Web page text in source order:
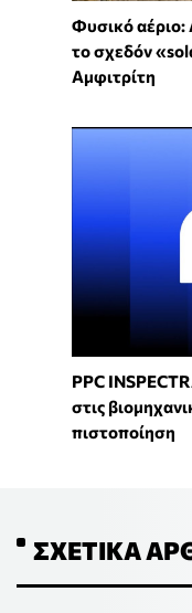
Φυσικό αέριο:
το σχεδόν
Αμφιτρίτη
PPC
στις
πιστοποίηση
ΣΧΕΤΙΚΆ